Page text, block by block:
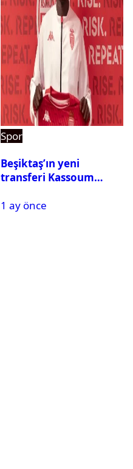
Spor
Beşiktaş’ın yeni
transferi Kassoum
gelecek? Resmi
1 ay önce